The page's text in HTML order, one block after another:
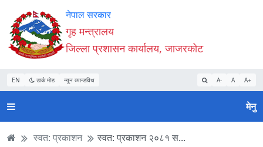
Accessibility
Mode
सुरु
गर्नुहोस्
सामाग्री
पढ्नुहाेस्
नेभिगेसन
पढ्नुहाेस्
वेबसाइट
खोजमा
जानुहोस्
नेपाल सरकार
गृह मन्त्रालय
जिल्ला प्रशासन कार्यालय, जाजरकोट
EN डार्क मोड न्यून व्यान्डविथ A- A A+
मेनु
स्वत: प्रकाशन स्वत: प्रकाशन २०८१ स...